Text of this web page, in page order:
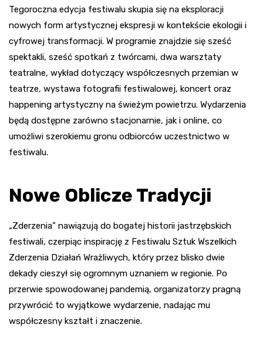
Tegoroczna edycja festiwalu skupia się na eksploracji
nowych form artystycznej ekspresji w kontekście ekologii i
cyfrowej transformacji. W programie znajdzie się sześć
spektakli, sześć spotkań z twórcami, dwa warsztaty
teatralne, wykład dotyczący współczesnych przemian w
teatrze, wystawa fotografii festiwalowej, koncert oraz
happening artystyczny na świeżym powietrzu. Wydarzenia
będą dostępne zarówno stacjonarnie, jak i online, co
umożliwi szerokiemu gronu odbiorców uczestnictwo w
festiwalu.
Nowe Oblicze Tradycji
„Zderzenia” nawiązują do bogatej historii jastrzębskich
festiwali, czerpiąc inspirację z Festiwalu Sztuk Wszelkich
Zderzenia Działań Wrażliwych, który przez blisko dwie
dekady cieszył się ogromnym uznaniem w regionie. Po
przerwie spowodowanej pandemią, organizatorzy pragną
przywrócić to wyjątkowe wydarzenie, nadając mu
współczesny kształt i znaczenie.